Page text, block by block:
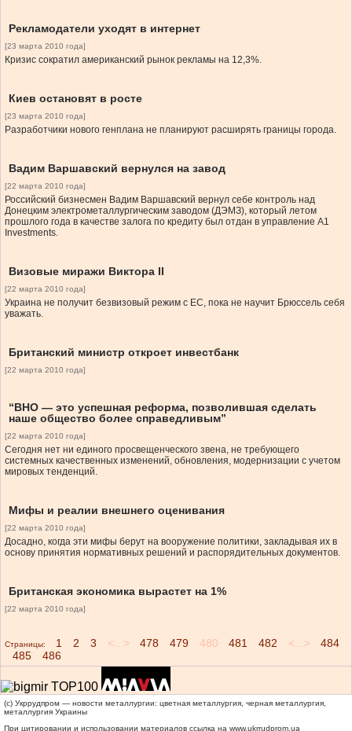
Рекламодатели уходят в интернет
[23 марта 2010 года]
Кризис сократил американский рынок рекламы на 12,3%.
Киев остановят в росте
[23 марта 2010 года]
Разработчики нового генплана не планируют расширять границы города.
Вадим Варшавский вернулся на завод
[22 марта 2010 года]
Российский бизнесмен Вадим Варшавский вернул себе контроль над
Донецким электрометаллургическим заводом (ДЭМЗ), который летом
прошлого года в качестве залога по кредиту был отдан в управление А1
Investments.
Визовые миражи Виктора ІІ
[22 марта 2010 года]
Украина не получит безвизовый режим с ЕС, пока не научит Брюссель себя
уважать.
Британский министр откроет инвестбанк
[22 марта 2010 года]
“ВНО — это успешная реформа, позволившая сделать
наше общество более справедливым”
[22 марта 2010 года]
Сегодня нет ни единого просвещенческого звена, не требующего
системных качественных изменений, обновления, модернизации с учетом
мировых тенденций.
Мифы и реалии внешнего оценивания
[22 марта 2010 года]
Досадно, когда эти мифы берут на вооружение политики, закладывая их в
основу принятия нормативных решений и распорядительных документов.
Британская экономика вырастет на 1%
[22 марта 2010 года]
Страницы: 1 2 3 <...> 478 479 480 481 482 <...>
484
485
486
(c) Укррудпром — новости металлургии: цветная металлургия, черная металлургия,
металлургия Украины
При цитировании и использовании материалов ссылка на www.ukrrudprom.ua